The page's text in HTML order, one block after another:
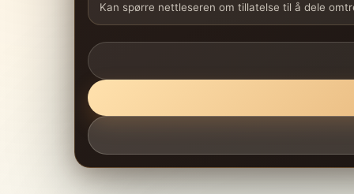
Kan spørre nettleseren om tillatelse til å dele